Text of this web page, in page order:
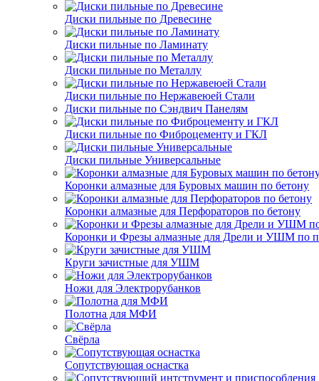
Диски пильные по Древесине
Диски пильные по Ламинату
Диски пильные по Металлу
Диски пильные по Нержавеюей Стали
Диски пильные по Сэндвич Панелям
Диски пильные по Фиброцементу и ГКЛ
Диски пильные Универсальные
Коронки алмазные для Буровых машин по бетону
Коронки алмазные для Перфораторов по бетону
Коронки и Фрезы алмазные для Дрели и УШМ по
Круги зачистные для УШМ
Ножи для Электрорубанков
Полотна для МФИ
Свёрла
Сопутствующая оснастка